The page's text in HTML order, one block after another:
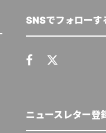
SNSでフォローす
ニュースレター登